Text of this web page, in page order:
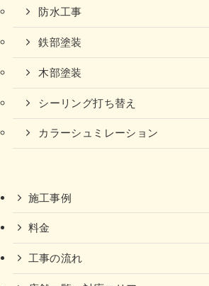
防水工事
鉄部塗装
木部塗装
シーリング打ち替え
カラーシュミレーション
施工事例
料金
工事の流れ